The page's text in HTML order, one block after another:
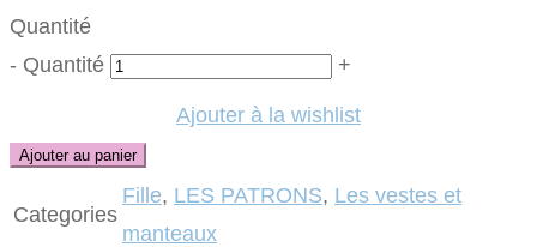
Quantité
- Quantité +
Ajouter à la wishlist
Ajouter au panier
Categories
Fille, LES PATRONS, Les vestes et
manteaux